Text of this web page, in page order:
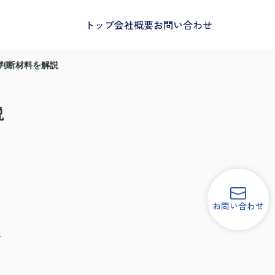
トップ会社概要お問い合わせ
お問い合わせ
断材料を解説